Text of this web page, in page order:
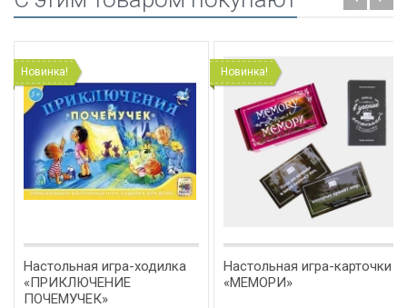
Новинка!
Настольная игра-ходилка
«ПРИКЛЮЧЕНИЕ
ПОЧЕМУЧЕК»
Новинка!
Настольная игра-карточки
«МЕМОРИ»